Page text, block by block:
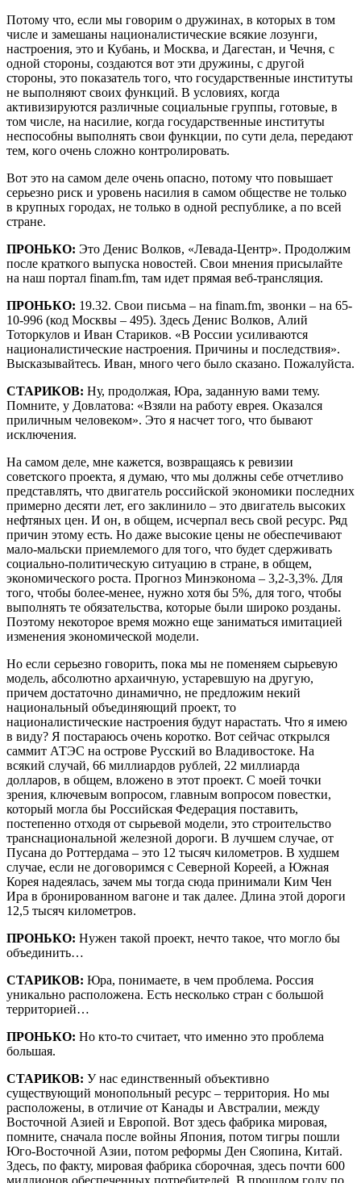
Потому что, если мы говорим о дружинах, в которых в том
числе и замешаны националистические всякие лозунги,
настроения, это и Кубань, и Москва, и Дагестан, и Чечня, с
одной стороны, создаются вот эти дружины, с другой
стороны, это показатель того, что государственные институты
не выполняют своих функций. В условиях, когда
активизируются различные социальные группы, готовые, в
том числе, на насилие, когда государственные институты
неспособны выполнять свои функции, по сути дела, передают
тем, кого очень сложно контролировать.
Вот это на самом деле очень опасно, потому что повышает
серьезно риск и уровень насилия в самом обществе не только
в крупных городах, не только в одной республике, а по всей
стране.
ПРОНЬКО: Это Денис Волков, «Левада-Центр». Продолжим
после краткого выпуска новостей. Свои мнения присылайте
на наш портал finam.fm, там идет прямая веб-трансляция.
ПРОНЬКО: 19.32. Свои письма – на finam.fm, звонки – на 65-
10-996 (код Москвы – 495). Здесь Денис Волков, Алий
Тоторкулов и Иван Стариков. «В России усиливаются
националистические настроения. Причины и последствия».
Высказывайтесь. Иван, много чего было сказано. Пожалуйста.
СТАРИКОВ: Ну, продолжая, Юра, заданную вами тему.
Помните, у Довлатова: «Взяли на работу еврея. Оказался
приличным человеком». Это я насчет того, что бывают
исключения.
На самом деле, мне кажется, возвращаясь к ревизии
советского проекта, я думаю, что мы должны себе отчетливо
представлять, что двигатель российской экономики последних
примерно десяти лет, его заклинило – это двигатель высоких
нефтяных цен. И он, в общем, исчерпал весь свой ресурс. Ряд
причин этому есть. Но даже высокие цены не обеспечивают
мало-мальски приемлемого для того, что будет сдерживать
социально-политическую ситуацию в стране, в общем,
экономического роста. Прогноз Минэконома – 3,2-3,3%. Для
того, чтобы более-менее, нужно хотя бы 5%, для того, чтобы
выполнять те обязательства, которые были широко розданы.
Поэтому некоторое время можно еще заниматься имитацией
изменения экономической модели.
Но если серьезно говорить, пока мы не поменяем сырьевую
модель, абсолютно архаичную, устаревшую на другую,
причем достаточно динамично, не предложим некий
национальный объединяющий проект, то
националистические настроения будут нарастать. Что я имею
в виду? Я постараюсь очень коротко. Вот сейчас открылся
саммит АТЭС на острове Русский во Владивостоке. На
всякий случай, 66 миллиардов рублей, 22 миллиарда
долларов, в общем, вложено в этот проект. С моей точки
зрения, ключевым вопросом, главным вопросом повестки,
который могла бы Российская Федерация поставить,
постепенно отходя от сырьевой модели, это строительство
транснациональной железной дороги. В лучшем случае, от
Пусана до Роттердама – это 12 тысяч километров. В худшем
случае, если не договоримся с Северной Кореей, а Южная
Корея надеялась, зачем мы тогда сюда принимали Ким Чен
Ира в бронированном вагоне и так далее. Длина этой дороги
12,5 тысяч километров.
ПРОНЬКО: Нужен такой проект, нечто такое, что могло бы
объединить…
СТАРИКОВ: Юра, понимаете, в чем проблема. Россия
уникально расположена. Есть несколько стран с большой
территорией…
ПРОНЬКО: Но кто-то считает, что именно это проблема
большая.
СТАРИКОВ: У нас единственный объективно
существующий монопольный ресурс – территория. Но мы
расположены, в отличие от Канады и Австралии, между
Восточной Азией и Европой. Вот здесь фабрика мировая,
помните, сначала после войны Япония, потом тигры пошли
Юго-Восточной Азии, потом реформы Ден Сяопина, Китай.
Здесь, по факту, мировая фабрика сборочная, здесь почти 600
миллионов обеспеченных потребителей. В прошлом году по